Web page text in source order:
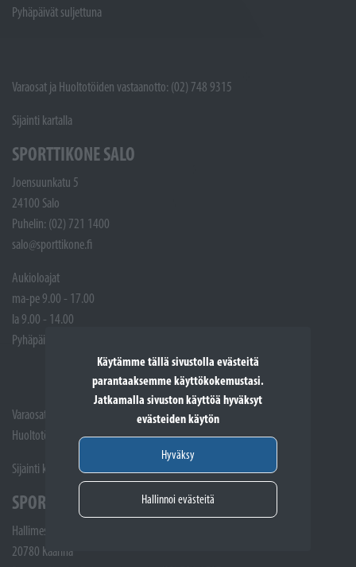
Käytämme tällä sivustolla evästeitä
parantaaksemme käyttökokemustasi.
Jatkamalla sivuston käyttöä hyväksyt
evästeiden käytön
Hyväksy
Hallinnoi evästeitä
Pyhäpäivät suljettuna
Varaosat ja Huoltotöiden vastaanotto: (02) 748 9315
Sijainti kartalla
SPORTTIKONE SALO
Joensuunkatu 5
24100 Salo
Puhelin: (02) 721 1400
salo@sporttikone.fi
Aukioloajat
ma-pe 9.00 - 17.00
la 9.00 - 14.00
Pyhäpäivät suljettuna
Varaosat: (02) 721 1407
Huoltotöiden vastaanotto: 02 7211405
Sijainti kartalla
SPORTTIKONE KAARINA
Hallimestarinkatu 4
20780 Kaarina